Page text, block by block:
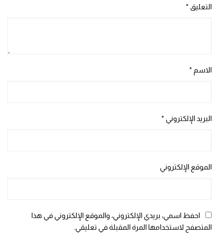
التعليق *
الاسم *
البريد الإلكتروني *
الموقع الإلكتروني
احفظ اسمي، بريدي الإلكتروني، والموقع الإلكتروني في هذا
المتصفح لاستخدامها المرة المقبلة في تعليقي.